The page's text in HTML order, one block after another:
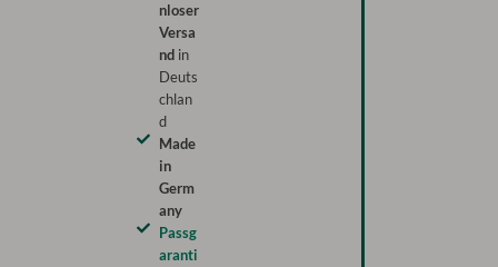
nloser
Versa
nd in
Deuts
chlan
d
Made
in
Germ
any
Passg
aranti